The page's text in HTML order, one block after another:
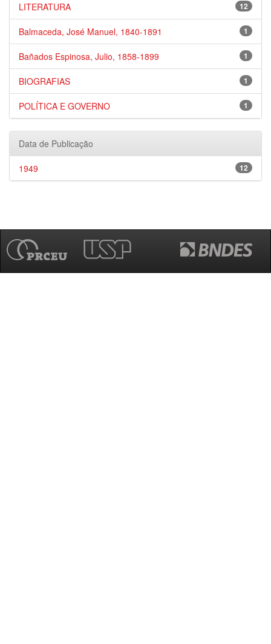
12
LITERATURA
1
Balmaceda, José Manuel, 1840-1891
1
Bañados Espinosa, Julio, 1858-1899
1
BIOGRAFIAS
1
POLÍTICA E GOVERNO
Data de Publicação
12
1949